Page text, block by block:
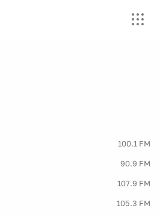
100.1 FM
90.9 FM
107.9 FM
105.3 FM